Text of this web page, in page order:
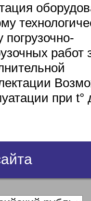
погрузочно-
работ
при t°